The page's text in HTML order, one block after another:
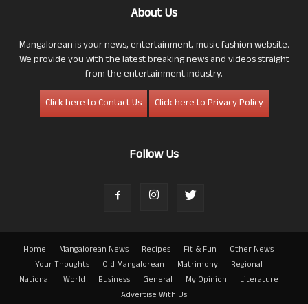
About Us
Mangalorean is your news, entertainment, music fashion website.
We provide you with the latest breaking news and videos straight
from the entertainment industry.
Click here to Contact Us
Click here to Privacy Policy
Follow Us
Home Mangalorean News Recipes Fit & Fun
Other News
Your Thoughts
Old Mangalorean Matrimony
Regional
National
World Business General My Opinion
Literature
Advertise With Us